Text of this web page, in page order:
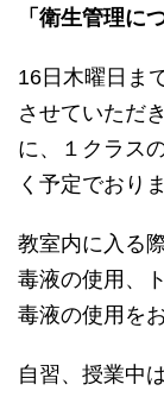
「衛生管理に
16日木曜日ま
させていただ
に、１クラス
く予定でおりま
教室内に入る
毒液の使用、
毒液の使用を
自習、授業中